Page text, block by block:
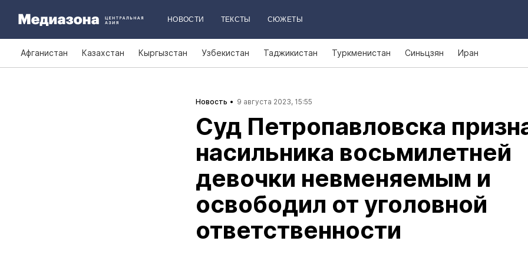
НОВОСТИ ТЕКСТЫ СЮЖЕТЫ
Афганистан Казахстан Кыргызстан Узбекистан Таджикистан Туркменистан Синьцзян Иран
Новость 9 августа 2023, 15:55
Суд Петропавловска
насильника восьмилетней
девочки невменяемым и
освободил от уголовной
ответственности